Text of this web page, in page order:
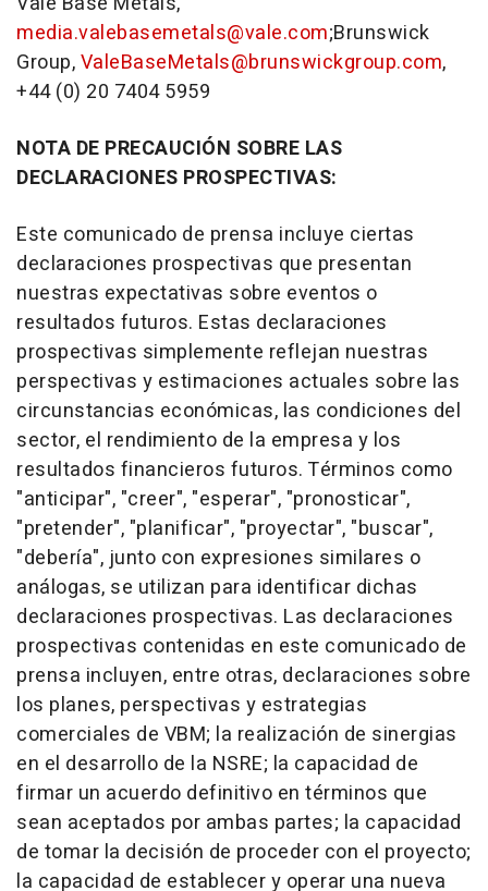
media.valebasemetals@vale.com;Brunswick
Group,ValeBaseMetals@brunswickgroup.com,
+44 (0) 20 7404 5959
NOTA DE PRECAUCIÓN SOBRE LAS
DECLARACIONES PROSPECTIVAS:
Este comunicado de prensa incluye ciertas
declaraciones prospectivas que presentan
nuestras expectativas sobre eventos o
resultados futuros. Estas declaraciones
prospectivas simplemente reflejan nuestras
perspectivas y estimaciones actuales sobre las
circunstancias económicas, las condiciones del
sector, el rendimiento de la empresa y los
resultados financieros futuros. Términos como
"anticipar", "creer", "esperar", "pronosticar",
"pretender", "planificar", "proyectar", "buscar",
"debería", junto con expresiones similares o
análogas, se utilizan para identificar dichas
declaraciones prospectivas. Las declaraciones
prospectivas contenidas en este comunicado de
prensa incluyen, entre otras, declaraciones sobre
los planes, perspectivas y estrategias
comerciales de VBM; la realización de sinergias
en el desarrollo de la NSRE; la capacidad de
firmar un acuerdo definitivo en términos que
sean aceptados por ambas partes; la capacidad
de tomar la decisión de proceder con el proyecto;
la capacidad de establecer y operar una nueva